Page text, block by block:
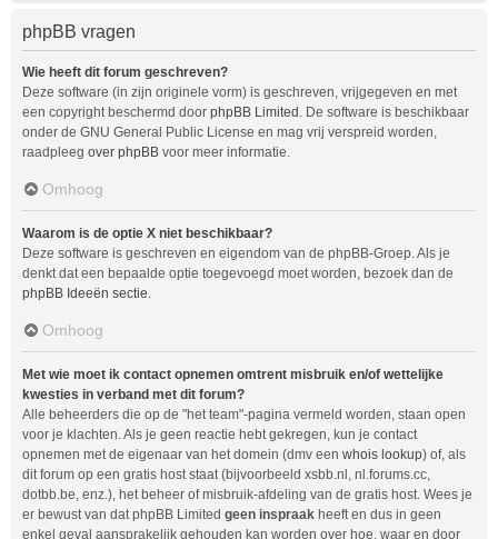
phpBB vragen
Wie heeft dit forum geschreven?
Deze software (in zijn originele vorm) is geschreven, vrijgegeven en met
een copyright beschermd door phpBB Limited . De software is beschikbaar
onder de GNU General Public License en mag vrij verspreid worden,
raadpleeg over phpBB voor meer informatie.
Omhoog
Waarom is de optie X niet beschikbaar?
Deze software is geschreven en eigendom van de phpBB-Groep. Als je
denkt dat een bepaalde optie toegevoegd moet worden, bezoek dan de
phpBB Ideeën sectie.
Omhoog
Met wie moet ik contact opnemen omtrent misbruik en/of wettelijke
kwesties in verband met dit forum?
Alle beheerders die op de "het team"-pagina vermeld worden, staan open
voor je klachten. Als je geen reactie hebt gekregen, kun je contact
opnemen met de eigenaar van het domein (dmv een whois lookup) of, als
dit forum op een gratis host staat (bijvoorbeeld xsbb.nl, nl.forums.cc,
dotbb.be, enz.), het beheer of misbruik-afdeling van de gratis host. Wees je
er bewust van dat phpBB Limited geen inspraak heeft en dus in geen
enkel geval aansprakelijk gehouden kan worden over hoe, waar en door